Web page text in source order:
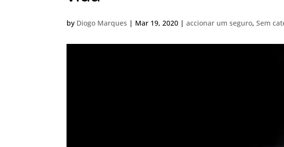
by Diogo Marques | Mar 19, 2020 |accionar um seguro,Sem